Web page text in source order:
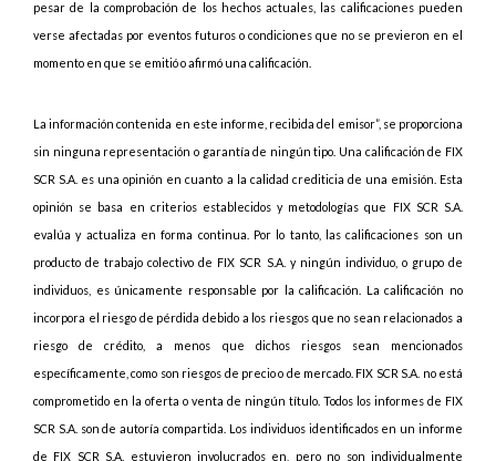
pesar de la comprobación de los hechos actuales, las calificaciones pueden
verse afectadas por eventos futuros o condiciones que no se previeron en el
momento en que se emitió o afirmó una calificación.
La información contenida en este informe, recibida del emisor”, se proporciona
sin ninguna representación o garantía de ningún tipo. Una calificación de FIX
SCR S.A. es una opinión en cuanto a la calidad crediticia de una emisión. Esta
opinión se basa en criterios establecidos y metodologías que FIX SCR S.A.
evalúa y actualiza en forma continua. Por lo tanto, las calificaciones son un
producto de trabajo colectivo de FIX SCR S.A. y ningún individuo, o grupo de
individuos, es únicamente responsable por la calificación. La calificación no
incorpora el riesgo de pérdida debido a los riesgos que no sean relacionados a
riesgo de crédito, a menos que dichos riesgos sean mencionados
específicamente, como son riesgos de precio o de mercado. FIX SCR S.A. no está
comprometido en la oferta o venta de ningún título. Todos los informes de FIX
SCR S.A. son de autoría compartida. Los individuos identificados en un informe
de FIX SCR S.A. estuvieron involucrados en, pero no son individualmente